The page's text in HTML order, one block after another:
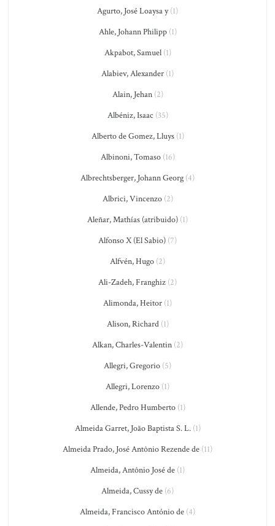
Agurto, José Loaysa y(1)
Ahle, Johann Philipp(1)
Akpabot, Samuel(1)
Alabiev, Alexander (1)
Alain, Jehan(2)
Albéniz, Isaac (35)
Alberto de Gomez, Lluys(1)
Albinoni, Tomaso(16)
Albrechtsberger, Johann Georg (4)
Albrici, Vincenzo(2)
Aleñar, Mathías (atribuido) (1)
Alfonso X (El Sabio) (7)
Alfvén, Hugo (2)
Ali-Zadeh, Franghiz (2)
Alimonda, Heitor (1)
Alison, Richard(1)
Alkan, Charles-Valentin (2)
Allegri, Gregorio (5)
Allegri, Lorenzo (1)
Allende, Pedro Humberto(1)
Almeida Garret, João Baptista S. L.(1)
Almeida Prado, José Antônio Rezende de (11)
Almeida, Antônio José de (1)
Almeida, Cussy de (6)
Almeida, Francisco António de (4)